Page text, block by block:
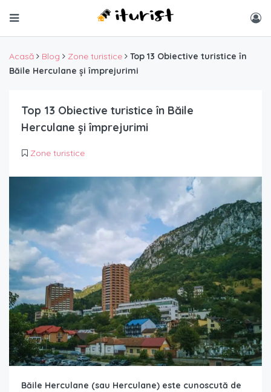
Acasă Blog Zone turistice
Top 13 Obiective turistice în
Băile Herculane și împrejurimi
Top 13 Obiective turistice în Băile
Herculane și împrejurimi
Zone turistice
Băile Herculane (sau Herculane) este cunoscută de